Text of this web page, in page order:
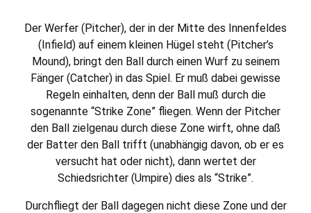
Der Werfer (Pitcher), der in der Mitte des Innenfeldes
(Infield) auf einem kleinen Hügel steht (Pitcher’s
Mound), bringt den Ball durch einen Wurf zu seinem
Fänger (Catcher) in das Spiel. Er muß dabei gewisse
Regeln einhalten, denn der Ball muß durch die
sogenannte “Strike Zone” fliegen. Wenn der Pitcher
den Ball zielgenau durch diese Zone wirft, ohne daß
der Batter den Ball trifft (unabhängig davon, ob er es
versucht hat oder nicht), dann wertet der
Schiedsrichter (Umpire) dies als “Strike”.
Durchfliegt der Ball dagegen nicht diese Zone und der